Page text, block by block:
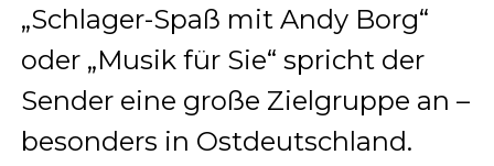
„Schlager-Spaß mit Andy Borg“
oder „Musik für Sie“ spricht der
Sender eine große Zielgruppe an –
besonders in Ostdeutschland.